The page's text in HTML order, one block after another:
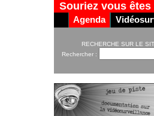
Souriez vous êtes
Agenda
RECHERCHE SUR LE
Rechercher :